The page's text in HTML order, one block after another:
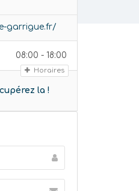
garrigue.fr/
08:00 - 18:00
Horaires
la !